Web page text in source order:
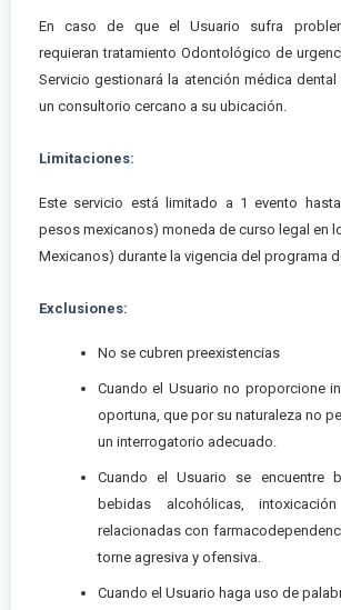
En caso de que el Usuario sufra
requieran tratamiento Odontológico de
Servicio gestionará la atención médica dental
un consultorio cercano a su ubicación.
Limitaciones:
Este servicio está limitado a 1 evento
pesos mexicanos) moneda de curso legal en
Mexicanos) durante la vigencia del programa
Exclusiones:
No se cubren preexistencias
Cuando el Usuario no proporcione
oportuna, que por su naturaleza no
un interrogatorio adecuado.
Cuando el Usuario se encuentre
bebidas alcohólicas,
relacionadas con
torne agresiva y ofensiva.
Cuando el Usuario haga uso de